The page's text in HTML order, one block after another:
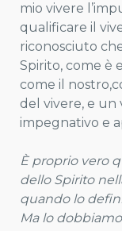
mio vivere
qualificare il
riconosciuto
Spirito, come è
come il
del vivere, e un
impegnativo e
È proprio vero
dello Spirito
quando lo
Ma lo